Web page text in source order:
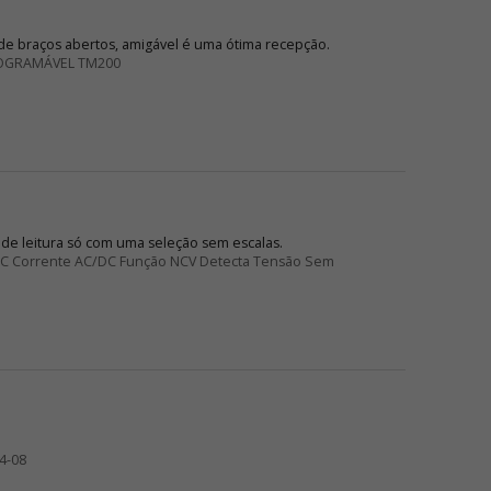
braços abertos, amigável é uma ótima recepção.
TM200
leitura só com uma seleção sem escalas.
AC/DC Função NCV Detecta Tensão Sem
08